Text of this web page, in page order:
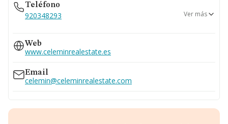
Teléfono
920348293
625...
Ver teléfono 625...
Ver más
Web
www.celeminrealestate.es
Email
celemin@celeminrealestate.com